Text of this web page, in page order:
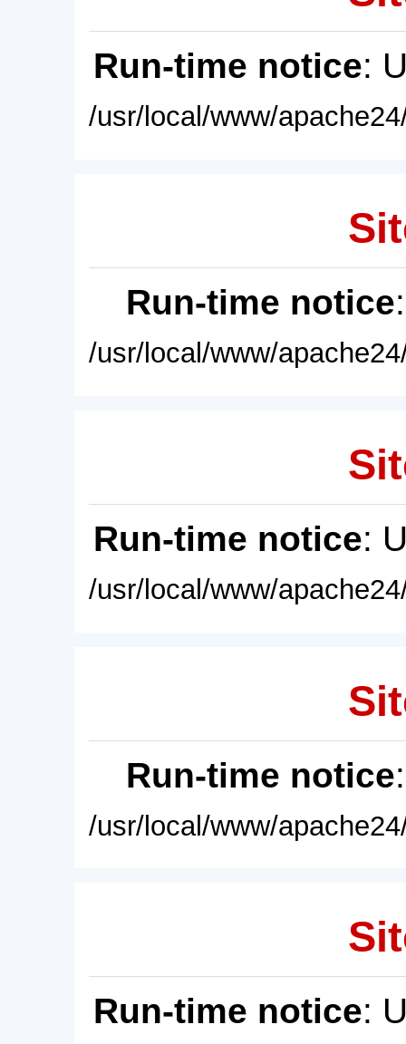
Run-time notice:
/usr/local/www/
Run-time notice
/usr/local/www/
Run-time notice:
/usr/local/www/
Run-time notice
/usr/local/www/
Run-time notice: